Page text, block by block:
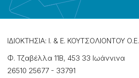
ΙΔΙΟΚΤΗΣΙΑ: Ι. & Ε. ΚΟΥΤΣΟΛΙΟΝΤΟΥ Ο.Ε.
Φ. Τζαβέλλα 11Β, 453 33 Ιωάννɩνα
26510 25677 - 33791